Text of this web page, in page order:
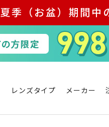
夏季（お盆）期間中
レンズタイプ メーカー